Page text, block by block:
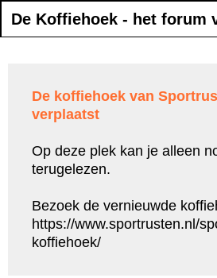
De Koffiehoek - het forum
De koffiehoek van
verplaatst
Op deze plek kan je alleen
terugelezen.
Bezoek de vernieuwde
https://www.sportrusten.nl/
koffiehoek/